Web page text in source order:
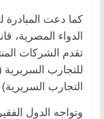
كما دعت المبادرة
تقدم الشركات
للتجارب السريرية
التجارب السريرية)
وتواجه الدول